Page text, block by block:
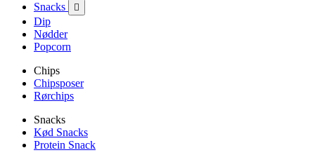
Snacks 
Dip
Nødder
Popcorn
Chips
Chipsposer
Rørchips
Snacks
Kød Snacks
Protein Snack